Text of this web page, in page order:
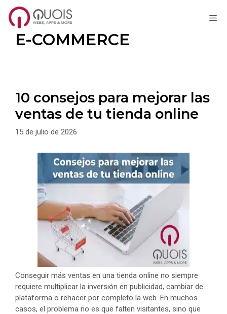
SaltarE-COMMERCE
10 consejos para mejorar las
ventas de tu tienda online
15 de julio de 2026
Conseguir más ventas en una tienda online no siempre
requiere multiplicar la inversión en publicidad, cambiar de
plataforma o rehacer por completo la web. En muchos
casos, el problema no es que falten visitantes, sino que